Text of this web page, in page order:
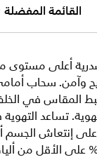
القائمة المفضلة
أعلى مستوى
وآمن. سحاب
المقاس في
تساعد
إنتعاش الجسم
من 50% على الأقل